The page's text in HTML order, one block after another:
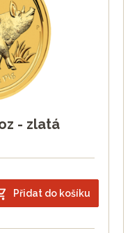
- zlatá
Přidat do košíku